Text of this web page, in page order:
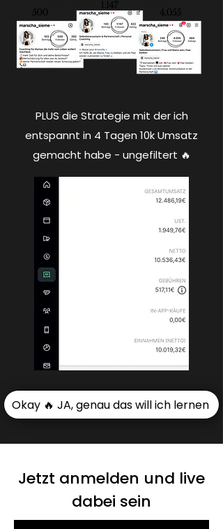
PLUS die Strategie mit der ich
entspannt in 4 Tagen 10k Umsatz
gemacht habe - ungefiltert 🔥
Okay 🔥 JA, genau das will ich lernen
Jetzt anmelden und live
dabei sein